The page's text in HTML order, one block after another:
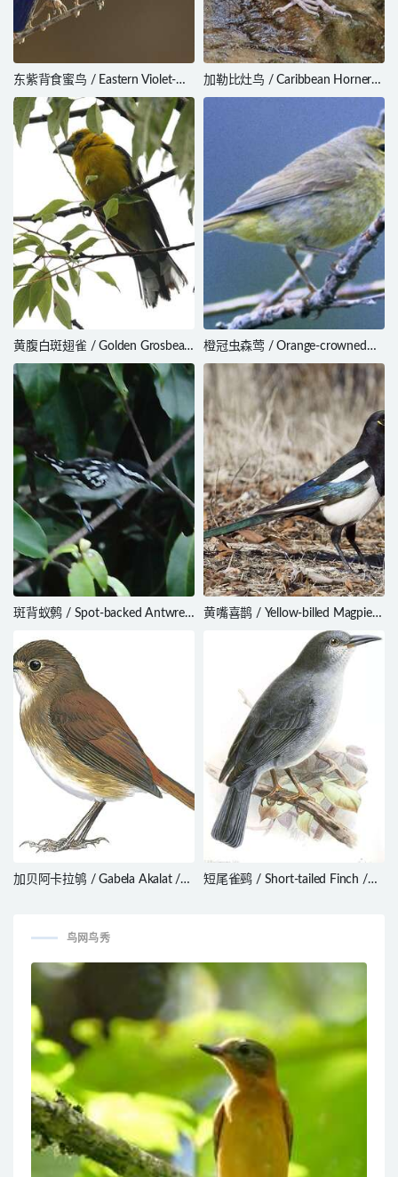
东紫背食蜜鸟 / Eastern Violet-
backed Sunbird / Anthreptes
orientalis
加勒比灶鸟 / Caribbean Hornero
/ Furnarius longirostris
黄腹白斑翅雀 / Golden Grosbeak
/ Pheucticus chrysogaster
橙冠虫森莺 / Orange-crowned
Warbler / Leiothlypis celata
斑背蚁鹩 / Spot-backed Antwren
黄嘴喜鹊 / Yellow-billed Magpie /
加贝阿卡拉鸲 / Gabela Akalat /
短尾雀鹀 / Short-tailed Finch /
鸟网鸟秀